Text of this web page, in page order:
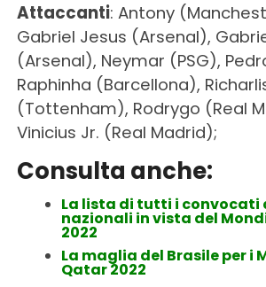
Attaccanti: Antony
Gabriel Jesus (Arsenal),
(Arsenal), Neymar (PSG),
Raphinha (Barcellona),
(Tottenham), Rodrygo (Real
Vinicius Jr. (Real Madrid);
Consulta anche:
La lista di tutti i convocati
nazionali in vista del
2022
La maglia del Brasile per i
Qatar 2022